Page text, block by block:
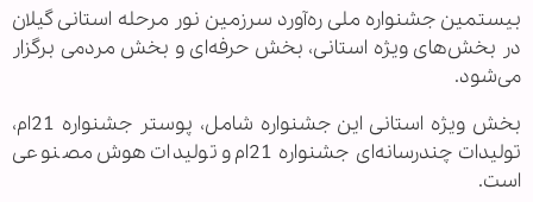
بیستمین جشنواره ملی ره‌آورد سرزمین نور مرحله استانی گیلان
در بخش‌های ویژه استانی، بخش حرفه‌ای و بخش مردمی برگزار
می‌شود.
بخش ویژه استانی این جشنواره شامل، پوستر جشنواره 21‌ام،
تولیدات چندرسانه‌ای جشنواره 21ام و تولیدات هوش مصنوعی
است.